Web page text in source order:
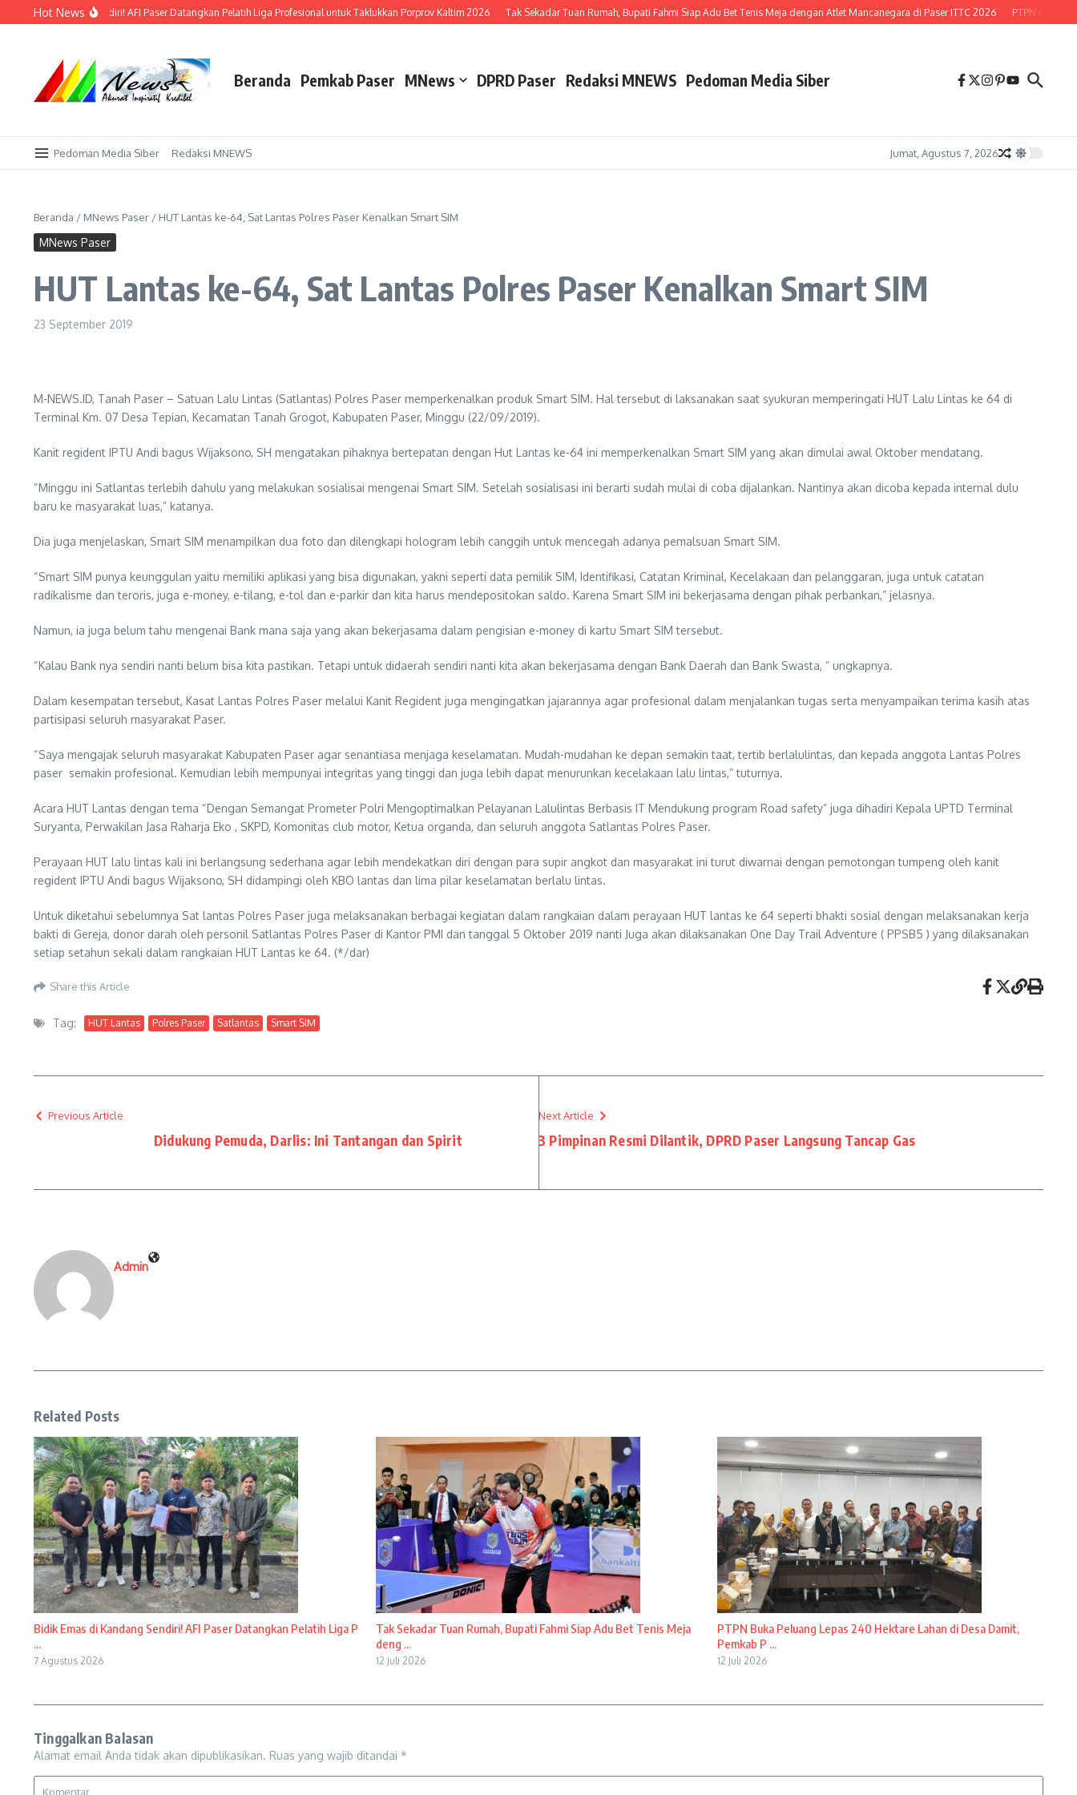
Lewati ke konten
Hot News
di Kandang Sendiri! AFI Paser Datangkan Pelatih Liga Profesional untuk Taklukkan Porprov Kaltim 2026 Tak Sekadar Tuan Rumah, Bupati Fahmi Siap Adu Bet Tenis Meja dengan Atlet Mancanegara di Paser ITTC 2026 PTPN Buka
Beranda Pemkab Paser MNews DPRD Paser Redaksi MNEWS Pedoman Media Siber
Pedoman Media Siber Redaksi MNEWS Jumat, Agustus 7, 2026
Beranda / MNews Paser / HUT Lantas ke-64, Sat Lantas Polres Paser Kenalkan Smart SIM
MNews Paser
HUT Lantas ke-64, Sat Lantas Polres Paser Kenalkan Smart SIM
23 September 2019
M-NEWS.ID, Tanah Paser – Satuan Lalu Lintas (Satlantas) Polres Paser memperkenalkan produk Smart SIM. Hal tersebut di laksanakan saat syukuran memperingati HUT Lalu Lintas ke 64 di
Terminal Km. 07 Desa Tepian, Kecamatan Tanah Grogot, Kabupaten Paser, Minggu (22/09/2019).
Kanit regident IPTU Andi bagus Wijaksono, SH mengatakan pihaknya bertepatan dengan Hut Lantas ke-64 ini memperkenalkan Smart SIM yang akan dimulai awal Oktober mendatang.
“Minggu ini Satlantas terlebih dahulu yang melakukan sosialisai mengenai Smart SIM. Setelah sosialisasi ini berarti sudah mulai di coba dijalankan. Nantinya akan dicoba kepada internal dulu
baru ke masyarakat luas,” katanya.
Dia juga menjelaskan, Smart SIM menampilkan dua foto dan dilengkapi hologram lebih canggih untuk mencegah adanya pemalsuan Smart SIM.
“Smart SIM punya keunggulan yaitu memiliki aplikasi yang bisa digunakan, yakni seperti data pemilik SIM, Identifikasi, Catatan Kriminal, Kecelakaan dan pelanggaran, juga untuk catatan
radikalisme dan teroris, juga e-money, e-tilang, e-tol dan e-parkir dan kita harus mendepositokan saldo. Karena Smart SIM ini bekerjasama dengan pihak perbankan,” jelasnya.
Namun, ia juga belum tahu mengenai Bank mana saja yang akan bekerjasama dalam pengisian e-money di kartu Smart SIM tersebut.
“Kalau Bank nya sendiri nanti belum bisa kita pastikan. Tetapi untuk didaerah sendiri nanti kita akan bekerjasama dengan Bank Daerah dan Bank Swasta, ” ungkapnya.
Dalam kesempatan tersebut, Kasat Lantas Polres Paser melalui Kanit Regident juga mengingatkan jajarannya agar profesional dalam menjalankan tugas serta menyampaikan terima kasih atas
partisipasi seluruh masyarakat Paser.
“Saya mengajak seluruh masyarakat Kabupaten Paser agar senantiasa menjaga keselamatan. Mudah-mudahan ke depan semakin taat, tertib berlalulintas, dan kepada anggota Lantas Polres
paser semakin profesional. Kemudian lebih mempunyai integritas yang tinggi dan juga lebih dapat menurunkan kecelakaan lalu lintas,” tuturnya.
Acara HUT Lantas dengan tema “Dengan Semangat Prometer Polri Mengoptimalkan Pelayanan Lalulintas Berbasis IT Mendukung program Road safety” juga dihadiri Kepala UPTD Terminal
Suryanta, Perwakilan Jasa Raharja Eko , SKPD, Komonitas club motor, Ketua organda, dan seluruh anggota Satlantas Polres Paser.
Perayaan HUT lalu lintas kali ini berlangsung sederhana agar lebih mendekatkan diri dengan para supir angkot dan masyarakat ini turut diwarnai dengan pemotongan tumpeng oleh kanit
regident IPTU Andi bagus Wijaksono, SH didampingi oleh KBO lantas dan lima pilar keselamatan berlalu lintas.
Untuk diketahui sebelumnya Sat lantas Polres Paser juga melaksanakan berbagai kegiatan dalam rangkaian dalam perayaan HUT lantas ke 64 seperti bhakti sosial dengan melaksanakan kerja
bakti di Gereja, donor darah oleh personil Satlantas Polres Paser di Kantor PMI dan tanggal 5 Oktober 2019 nanti Juga akan dilaksanakan One Day Trail Adventure ( PPSB5 ) yang dilaksanakan
setiap setahun sekali dalam rangkaian HUT Lantas ke 64. (*/dar)
Share this Article
Tag: HUT Lantas Polres Paser Satlantas Smart SIM
Previous Article
Didukung Pemuda, Darlis: Ini Tantangan dan Spirit
Next Article
3 Pimpinan Resmi Dilantik, DPRD Paser Langsung Tancap Gas
Admin
Related Posts
Bidik Emas di Kandang Sendiri! AFI Paser Datangkan Pelatih Liga P
...
7 Agustus 2026
Tak Sekadar Tuan Rumah, Bupati Fahmi Siap Adu Bet Tenis Meja
deng ...
12 Juli 2026
PTPN Buka Peluang Lepas 240 Hektare Lahan di Desa Damit,
Pemkab P ...
12 Juli 2026
Tinggalkan Balasan
Alamat email Anda tidak akan dipublikasikan. Ruas yang wajib ditandai *